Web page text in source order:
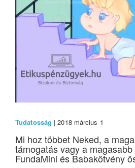
Tudatosság | 2018 március 1
Mi hoz többet Neked, a
támogatás vagy a
FundaMini és Babakötvény